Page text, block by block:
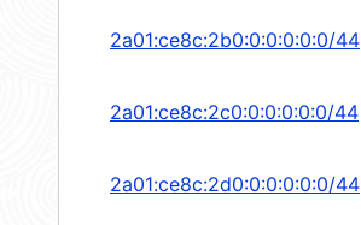
2a01:ce8c:2b0:0:0:0:0:0/44
2a01:ce8c:2c0:0:0:0:0:0/44
2a01:ce8c:2d0:0:0:0:0:0/44